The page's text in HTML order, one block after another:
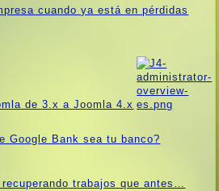
cuando ya está en pérdidas
de 3.x a Joomla 4.x
Google Bank sea tu banco?
recuperando trabajos que antes…